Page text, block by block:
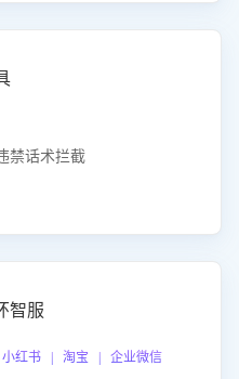
禁话术拦截
智服
红书 | 淘宝 | 企业微信